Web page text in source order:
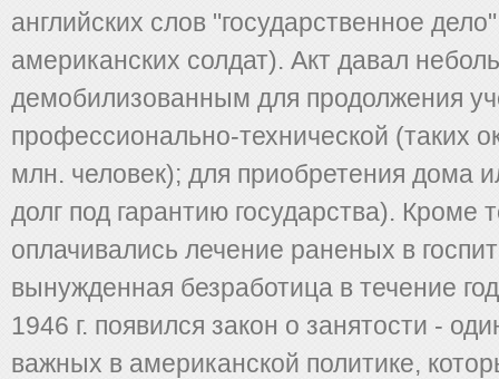
английских слов "государственное
американских солдат). Акт давал
демобилизованным для продолжения
профессионально-технической (таких
млн. человек); для приобретения дома
долг под гарантию государства). Кроме
оплачивались лечение раненых в
вынужденная безработица в течение
1946 г. появился закон о занятости -
важных в американской политике,